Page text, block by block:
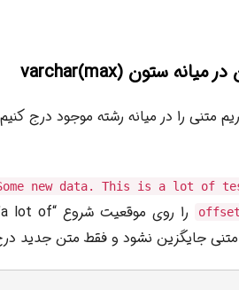
new data. This is a lot of
offset را روی موقعیت شروع “a lot of” (در اینجا کاراکتر 22) و
جایگزین نشود و فقط متن جدید